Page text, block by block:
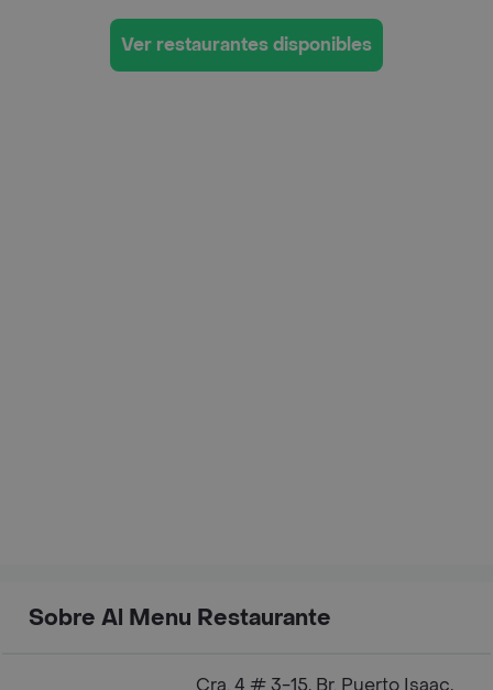
Ver restaurantes disponibles
Sobre Al Menu Restaurante
Cra. 4 # 3-15, Br. Puerto Isaac,